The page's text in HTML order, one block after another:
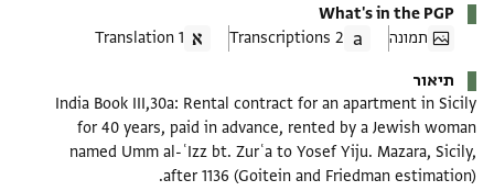
What's in the PGP
תמונה
2 Transcriptions
1 Translation
תיאור
India Book III,30a: Rental contract for an apartment in Sicily
for 40 years, paid in advance, rented by a Jewish woman
named Umm al-ʿIzz bt. Zurʿa to Yosef Yiju. Mazara, Sicily,
after 1136 (Goitein and Friedman estimation).